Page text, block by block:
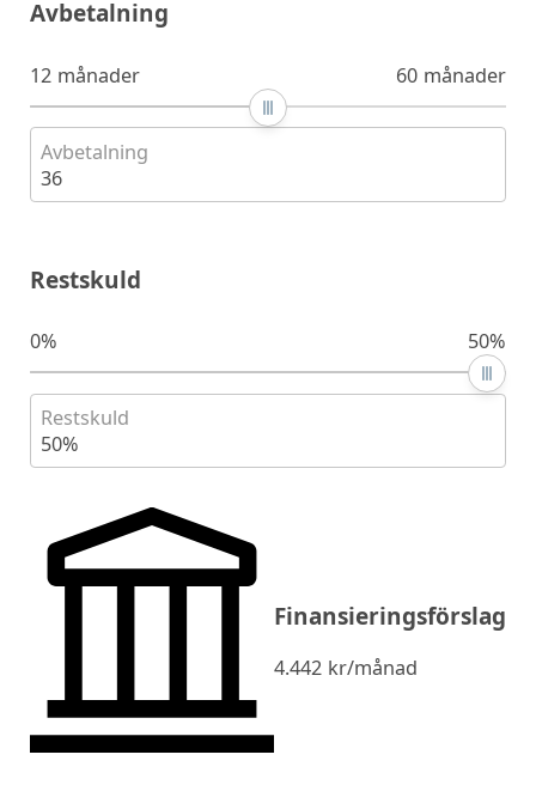
Avbetalning
12 månader 60 månader
Avbetalning
36
Restskuld
0% 50%
Restskuld
50%
Finansieringsförslag
4.442 kr/månad